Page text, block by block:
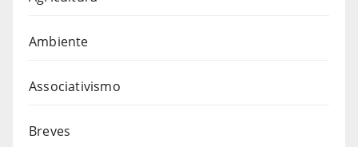
Ambiente
Associativismo
Breves